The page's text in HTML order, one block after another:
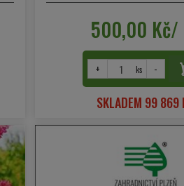
500,00 Kč/
+ ks -
SKLADEM 99 869